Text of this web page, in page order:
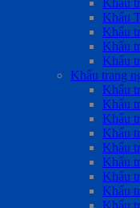
Khẩu
Khẩu
Khẩu
Khẩu
Khẩu
Khẩu trang
Khẩu
Khẩu
Khẩu
Khẩu
Khẩu
Khẩu
Khẩu
Khẩu
Khẩu